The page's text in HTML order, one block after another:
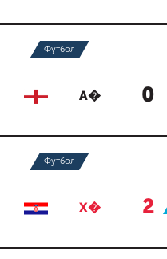
Футбол
А� 0
Футбол
Х� 2